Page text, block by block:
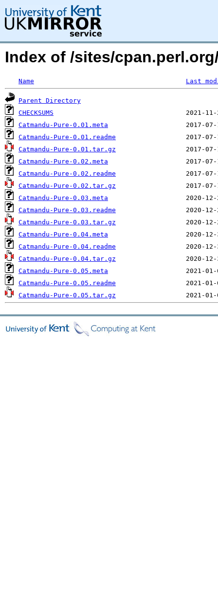
Index of /sites/
Name Last
Parent Directory
CHECKSUMS
Catmandu-Pure-0.01.meta
Catmandu-Pure-0.01.readme
Catmandu-Pure-0.01.tar.gz
Catmandu-Pure-0.02.meta
Catmandu-Pure-0.02.readme
Catmandu-Pure-0.02.tar.gz
Catmandu-Pure-0.03.meta
Catmandu-Pure-0.03.readme
Catmandu-Pure-0.03.tar.gz
Catmandu-Pure-0.04.meta
Catmandu-Pure-0.04.readme
Catmandu-Pure-0.04.tar.gz
Catmandu-Pure-0.05.meta
Catmandu-Pure-0.05.readme
Catmandu-Pure-0.05.tar.gz